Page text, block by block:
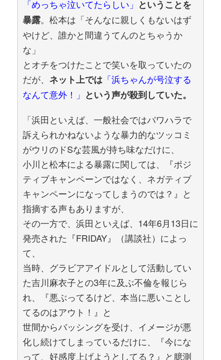
「めっちゃ泣いてたらしい」 ということを
暴露。松本は「そんなに親しくもないはず
やけど、誰かと間違うてんのとちゃうか
な」
とオチをつけたことで笑いを取っていたの
だが、 ネット上では 「浜ちゃんが号泣する
なんて意外！」 という声が殺到していた。
「浜田といえば、一般社会ではパワハラで
訴えられかねないような暴力的なツッコミ
がウリのドSな芸風が持ち味なだけに、
小川と松本による暴露に関しては、『ポジ
ティブキャンペーンではなく、ネガティブ
キャンペーンになってしまうのでは？』と
指摘する声もありますが、
その一方で、浜田といえば、14年6月13日に
発売された『FRIDAY』（講談社）によっ
て、
当時、グラビアアイドルとして活動してい
た吉川麻衣子との3年に及ぶ不倫を報じら
れ、『悪ぶってるけど、本当に悪いことし
てるのはアウト！』と
世間からバッシングを受け、イメージが悪
化し続けてしまっているだけに、『今にな
って、好感度上げようとしてる？』と臆測